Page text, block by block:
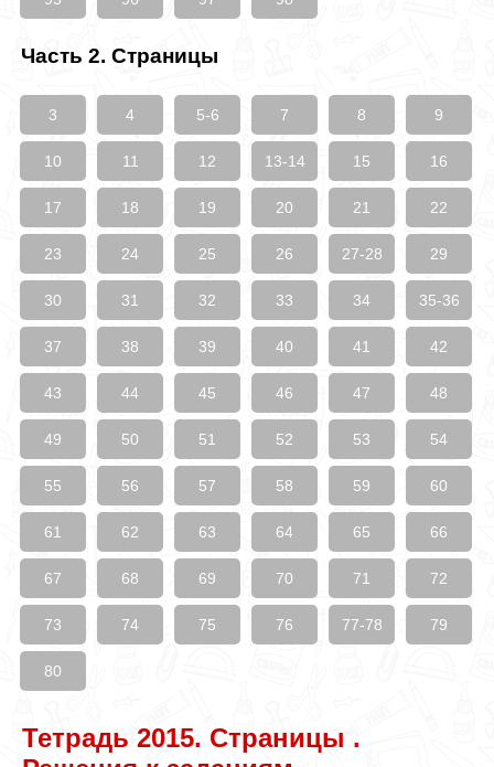
Часть 2. Страницы
3 4 5-6 7 8 9
10 11 12 13-14 15 16
17 18 19 20 21 22
23 24 25 26 27-28 29
30 31 32 33 34 35-36
37 38 39 40 41 42
43 44 45 46 47 48
49 50 51 52 53 54
55 56 57 58 59 60
61 62 63 64 65 66
67 68 69 70 71 72
73 74 75 76 77-78 79
80
Тетрадь 2015. Страницы .